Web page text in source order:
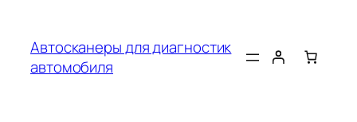
содержимому
Автосканеры для диагностик
автомобиля